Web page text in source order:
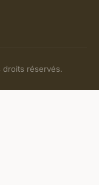
droits réservés.